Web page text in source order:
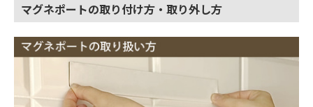
マグネポートの取り付け方・取り外し方